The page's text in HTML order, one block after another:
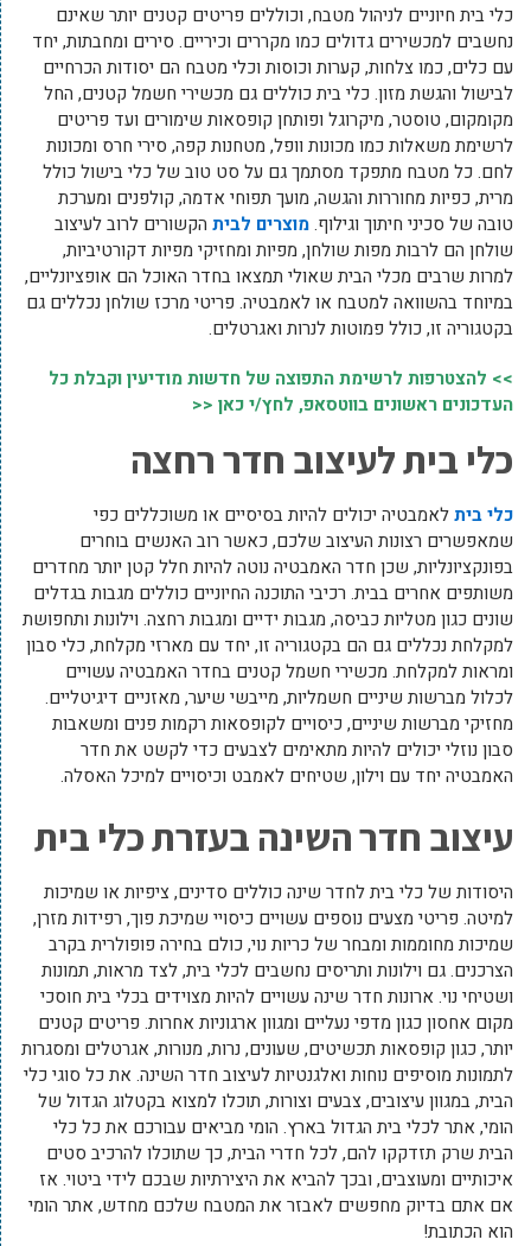
כלי בית חיוניים לניהול מטבח, וכוללים פריטים קטנים יותר שאינם
נחשבים למכשירים גדולים כמו מקררים וכיריים. סירים ומחבתות, יחד
עם כלים, כמו צלחות, קערות וכוסות וכלי מטבח הם יסודות הכרחיים
לבישול והגשת מזון. כלי בית כוללים גם מכשירי חשמל קטנים, החל
מקומקום, טוסטר, מיקרוגל ופותחן קופסאות שימורים ועד פריטים
לרשימת משאלות כמו מכונות וופל, מטחנות קפה, סירי חרס ומכונות
לחם. כל מטבח מתפקד מסתמך גם על סט טוב של כלי בישול כולל
מרית, כפיות מחוררות והגשה, מועך תפוחי אדמה, קולפנים ומערכת
טובה של סכיני חיתוך וגילוף.מוצרים לבית הקשורים לרוב לעיצוב
שולחן הם לרבות מפות שולחן, מפיות ומחזיקי מפיות דקורטיביות,
למרות שרבים מכלי הבית שאולי תמצאו בחדר האוכל הם אופציונליים,
במיוחד בהשוואה למטבח או לאמבטיה. פריטי מרכז שולחן נכללים גם
בקטגוריה זו, כולל פמוטות לנרות ואגרטלים.
>> להצטרפות לרשימת התפוצה של חדשות מודיעין וקבלת כל
העדכונים ראשונים בווטסאפ, לחץ/י כאן <<
כלי בית לעיצוב חדר רחצה
כלי ביתלאמבטיה יכולים להיות בסיסיים או משוכללים כפי
שמאפשרים רצונות העיצוב שלכם, כאשר רוב האנשים בוחרים
בפונקציונליות, שכן חדר האמבטיה נוטה להיות חלל קטן יותר מחדרים
משותפים אחרים בבית. רכיבי התוכנה החיוניים כוללים מגבות בגדלים
שונים כגון מטליות כביסה, מגבות ידיים ומגבות רחצה. וילונות ותחפושת
למקלחת נכללים גם הם בקטגוריה זו, יחד עם מארזי מקלחת, כלי סבון
ומראות למקלחת. מכשירי חשמל קטנים בחדר האמבטיה עשויים
לכלול מברשות שיניים חשמליות, מייבשי שיער, מאזניים דיגיטליים.
מחזיקי מברשות שיניים, כיסויים לקופסאות רקמות פנים ומשאבות
סבון נוזלי יכולים להיות מתאימים לצבעים כדי לקשט את חדר
האמבטיה יחד עם וילון, שטיחים לאמבט וכיסויים למיכל האסלה.
עיצוב חדר השינה בעזרת כלי בית
היסודות של כלי בית לחדר שינה כוללים סדינים, ציפיות או שמיכות
למיטה. פריטי מצעים נוספים עשויים כיסויי שמיכת פוך, רפידות מזרן,
שמיכות מחוממות ומבחר של כריות נוי, כולם בחירה פופולרית בקרב
הצרכנים. גם וילונות ותריסים נחשבים לכלי בית, לצד מראות, תמונות
ושטיחי נוי. ארונות חדר שינה עשויים להיות מצוידים בכלי בית חוסכי
מקום אחסון כגון מדפי נעליים ומגוון ארגוניות אחרות. פריטים קטנים
יותר, כגון קופסאות תכשיטים, שעונים, נרות, מנורות, אגרטלים ומסגרות
לתמונות מוסיפים נוחות ואלגנטיות לעיצוב חדר השינה. את כל סוגי כלי
הבית, במגוון עיצובים, צבעים וצורות, תוכלו למצוא בקטלוג הגדול של
הומי, אתר לכלי בית הגדול בארץ. הומי מביאים עבורכם את כל כלי
הבית שרק תזדקקו להם, לכל חדרי הבית, כך שתוכלו להרכיב סטים
איכותיים ומעוצבים, ובכך להביא את היצירתיות שבכם לידי ביטוי. אז
אם אתם בדיוק מחפשים לאבזר את המטבח שלכם מחדש, אתר הומי
הוא הכתובת!